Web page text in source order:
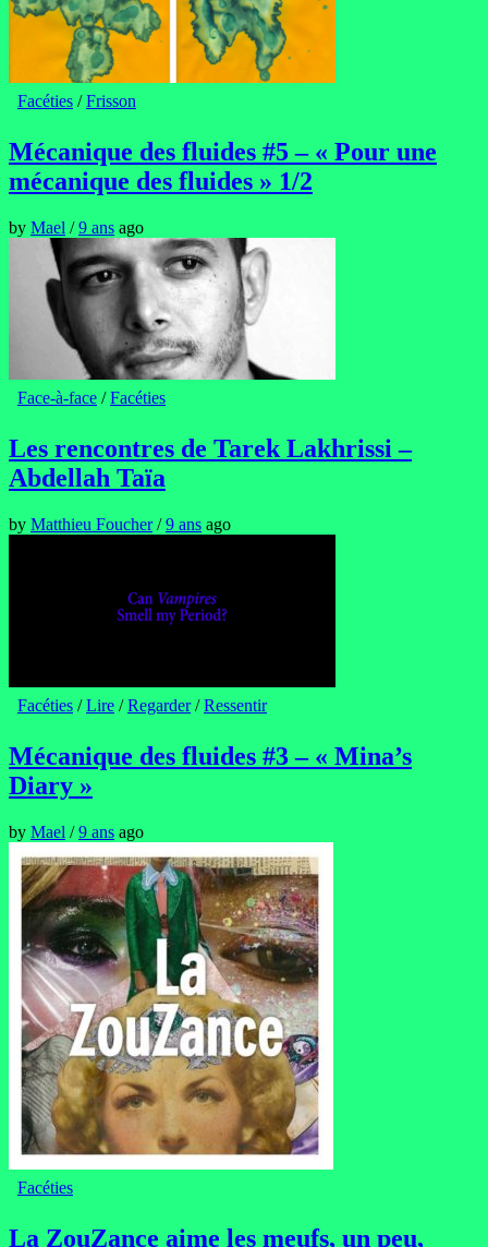
Facéties /Frisson
Mécanique des fluides #5 – « Pour une
mécanique des fluides » 1/2
by Mael /9 ans ago
Face-à-face /Facéties
Les rencontres de Tarek Lakhrissi –
Abdellah Taïa
by Matthieu Foucher/9 ans ago
Facéties /Lire /Regarder/Ressentir
Mécanique des fluides #3 – « Mina’s
Diary »
by Mael /9 ans ago
Facéties
La ZouZance aime les meufs, un peu,